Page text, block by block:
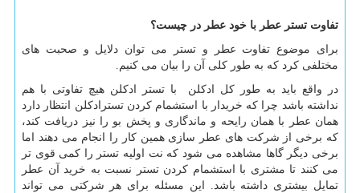
تفاوت تستر عطر با خود عطر در چیست؟
برای موضوع تفاوت عطر و تستر می توان دلایل و صحبت های
مختلفی کرد که به طور کلی آن را بیان می کنیم.
در واقع باید به طور کل ادکلن با تستر ادکلن هیچ تفاوتی با هم
نداشته باشد چرا که خریدار با استشمام کردن تسترادکلن انتظار دارد
همان عطر با همان رایحه و ماندگاری و پخش بو را نیز دریافت کند،
که برخی از شرکت های عطر سازی همین کار را انجام می دهند اما
برخی دیگر گاها مشاهده می شود که نت اولیه تستر را کمی قوی تر
می کنند تا مشتری با استشمام کردن تستر نسبت به خرید آن عطر
تمایل بیشتری داشته باشد. این مسئله برای هر شرکتی می تواند